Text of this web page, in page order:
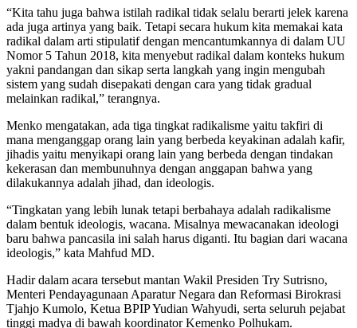
“Kita tahu juga bahwa istilah radikal tidak selalu berarti jelek karena
ada juga artinya yang baik. Tetapi secara hukum kita memakai kata
radikal dalam arti stipulatif dengan mencantumkannya di dalam UU
Nomor 5 Tahun 2018, kita menyebut radikal dalam konteks hukum
yakni pandangan dan sikap serta langkah yang ingin mengubah
sistem yang sudah disepakati dengan cara yang tidak gradual
melainkan radikal,” terangnya.
Menko mengatakan, ada tiga tingkat radikalisme yaitu takfiri di
mana menganggap orang lain yang berbeda keyakinan adalah kafir,
jihadis yaitu menyikapi orang lain yang berbeda dengan tindakan
kekerasan dan membunuhnya dengan anggapan bahwa yang
dilakukannya adalah jihad, dan ideologis.
“Tingkatan yang lebih lunak tetapi berbahaya adalah radikalisme
dalam bentuk ideologis, wacana. Misalnya mewacanakan ideologi
baru bahwa pancasila ini salah harus diganti. Itu bagian dari wacana
ideologis,” kata Mahfud MD.
Hadir dalam acara tersebut mantan Wakil Presiden Try Sutrisno,
Menteri Pendayagunaan Aparatur Negara dan Reformasi Birokrasi
Tjahjo Kumolo, Ketua BPIP Yudian Wahyudi, serta seluruh pejabat
tinggi madya di bawah koordinator Kemenko Polhukam.